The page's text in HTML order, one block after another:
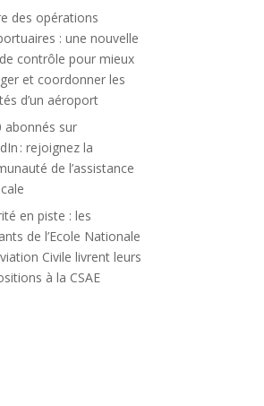
des opérations
: une nouvelle
contrôle pour mieux
et coordonner les
d’un aéroport
abonnés sur
: rejoignez la
de l’assistance
en piste : les
de l’Ecole Nationale
Civile livrent leurs
à la CSAE